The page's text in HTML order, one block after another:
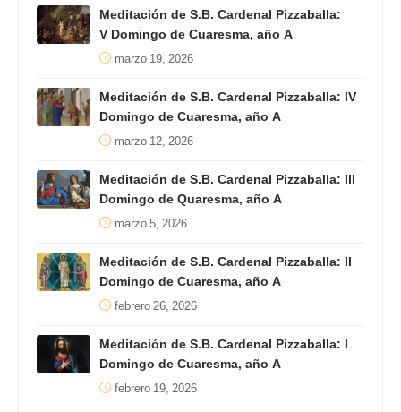
Meditación de S.B. Cardenal Pizzaballa:
V Domingo de Cuaresma, año A
marzo 19, 2026
Meditación de S.B. Cardenal Pizzaballa: IV
Domingo de Cuaresma, año A
marzo 12, 2026
Meditación de S.B. Cardenal Pizzaballa: III
Domingo de Quaresma, año A
marzo 5, 2026
Meditación de S.B. Cardenal Pizzaballa: II
Domingo de Cuaresma, año A
febrero 26, 2026
Meditación de S.B. Cardenal Pizzaballa: I
Domingo de Cuaresma, año A
febrero 19, 2026